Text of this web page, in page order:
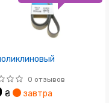
0 отзывов
₴ завтра